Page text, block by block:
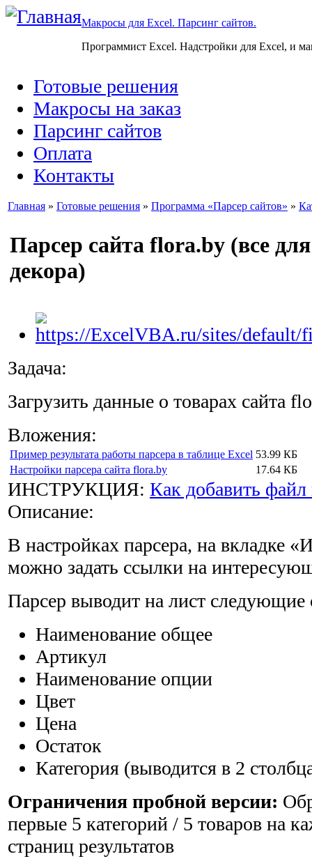
Макросы для Excel. Парсинг сайтов.
Программист Excel. Надстройки для Excel, и
Готовые решения
Макросы на заказ
Парсинг сайтов
Оплата
Контакты
Главная » Готовые решения » Программа «Парсер сайтов» »
Парсер сайта flora.by (все
декора)
Задача:
Загрузить данные о товарах сайта
Вложения:
Пример результата работы парсера в таблице Excel 53.99 КБ
Настройки парсера сайта flora.by
17.64 КБ
ИНСТРУКЦИЯ: Как добавить файл
Описание:
В настройках парсера, на вкладке
можно задать ссылки на
Парсер выводит на лист следующие
Наименование общее
Артикул
Наименование опции
Цвет
Цена
Остаток
Категория (выводится в 2
Ограничения пробной версии:
первые 5 категорий / 5 товаров на
страниц результатов